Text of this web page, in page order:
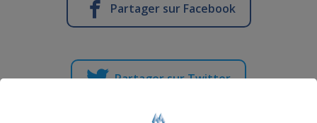
Partager sur Facebook
Partager sur Twitter